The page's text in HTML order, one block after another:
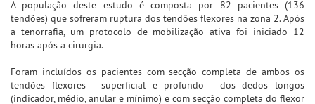
A população deste estudo é composta por 82 pacientes (136
tendões) que sofreram ruptura dos tendões flexores na zona 2. Após
a tenorrafia, um protocolo de mobilização ativa foi iniciado 12
horas após a cirurgia.
Foram incluídos os pacientes com secção completa de ambos os
tendões flexores - superficial e profundo - dos dedos longos
(indicador, médio, anular e mínimo) e com secção completa do flexor